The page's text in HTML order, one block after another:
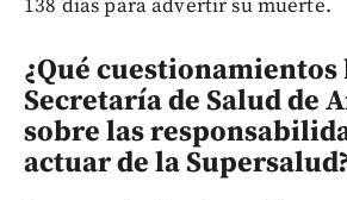
138 días para advertir su muerte.
¿Qué cuestionamientos
Secretaría de Salud de
sobre las
actuar de la